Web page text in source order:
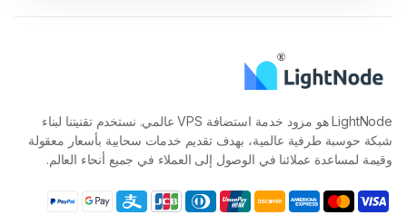
LightNode هو مزود خدمة استضافة VPS عالمي. نستخدم تقنيتنا لبناء
شبكة حوسبة طرفية عالمية، بهدف تقديم خدمات سحابية بأسعار معقولة
وقيمة لمساعدة عملائنا في الوصول إلى العملاء في جميع أنحاء العالم.